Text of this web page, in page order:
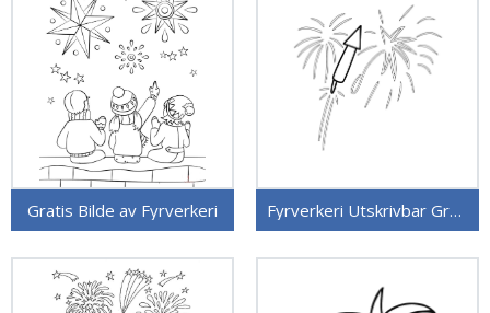
Gratis Bilde av Fyrverkeri Fyrverkeri Utskrivbar Gratis